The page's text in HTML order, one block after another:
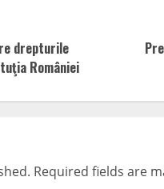
drepturile
României
Required fields are